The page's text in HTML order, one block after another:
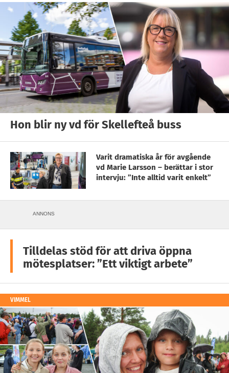
Hon blir ny vd för Skellefteå buss
Varit dramatiska år för avgående
vd Marie Larsson – berättar i stor
intervju: ”Inte alltid varit enkelt”
ANNONS
Tilldelas stöd för att driva öppna
mötesplatser: ”Ett viktigt arbete”
VIMMEL